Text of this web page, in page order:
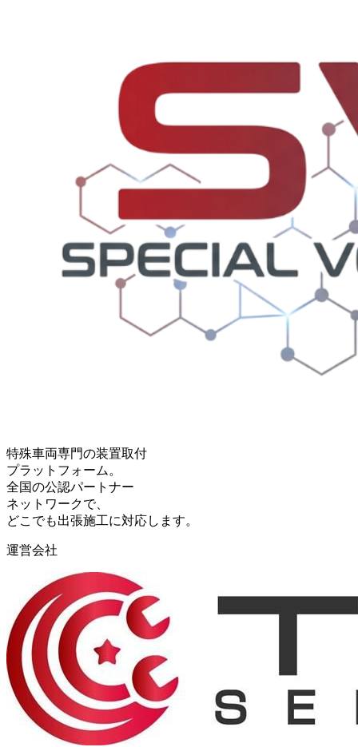
特殊車両専門の装置取付
プラットフォーム。
全国の公認パートナー
ネットワークで、
どこでも出張施工に対応します。
運営会社